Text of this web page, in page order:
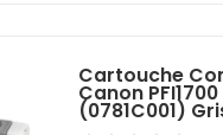
Cartouche
Canon PFI1700
(0781C001)